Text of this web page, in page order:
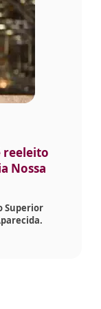
reeleito
Nossa
Superior